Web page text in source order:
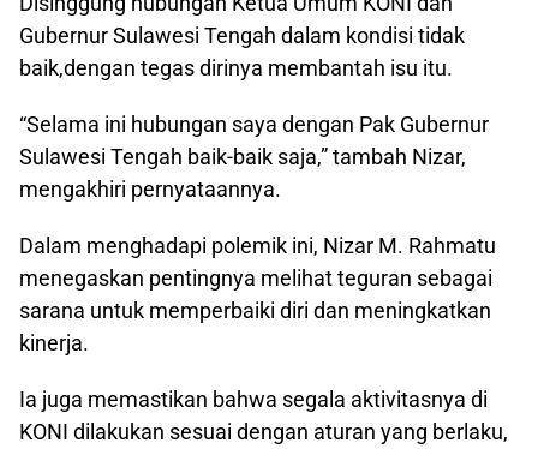
Gubernur Sulawesi Tengah dalam kondisi tidak
baik,dengan tegas dirinya membantah isu itu.
“Selama ini hubungan saya dengan Pak Gubernur
Sulawesi Tengah baik-baik saja,” tambah Nizar,
mengakhiri pernyataannya.
Dalam menghadapi polemik ini, Nizar M. Rahmatu
menegaskan pentingnya melihat teguran sebagai
sarana untuk memperbaiki diri dan meningkatkan
kinerja.
Ia juga memastikan bahwa segala aktivitasnya di
KONI dilakukan sesuai dengan aturan yang berlaku,